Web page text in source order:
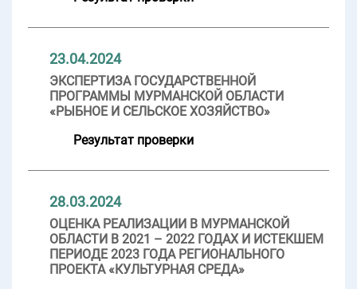
23.04.2024
ЭКСПЕРТИЗА ГОСУДАРСТВЕННОЙ
ПРОГРАММЫ МУРМАНСКОЙ ОБЛАСТИ
«РЫБНОЕ И СЕЛЬСКОЕ ХОЗЯЙСТВО»
Результат проверки
28.03.2024
ОЦЕНКА РЕАЛИЗАЦИИ В МУРМАНСКОЙ
ОБЛАСТИ В 2021 – 2022 ГОДАХ И ИСТЕКШЕМ
ПЕРИОДЕ 2023 ГОДА РЕГИОНАЛЬНОГО
ПРОЕКТА «КУЛЬТУРНАЯ СРЕДА»